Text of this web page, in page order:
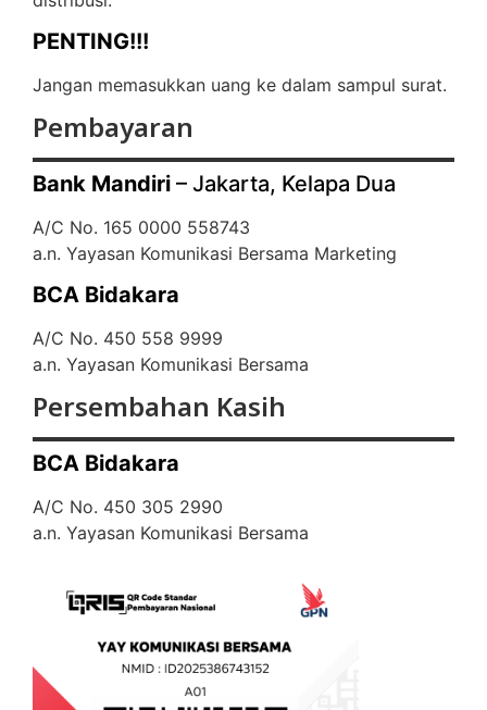
PENTING!!!
Jangan memasukkan uang ke dalam sampul surat.
Pembayaran
Bank Mandiri – Jakarta, Kelapa Dua
A/C No. 165 0000 558743
a.n. Yayasan Komunikasi Bersama Marketing
BCA Bidakara
A/C No. 450 558 9999
a.n. Yayasan Komunikasi Bersama
Persembahan Kasih
BCA Bidakara
A/C No. 450 305 2990
a.n. Yayasan Komunikasi Bersama